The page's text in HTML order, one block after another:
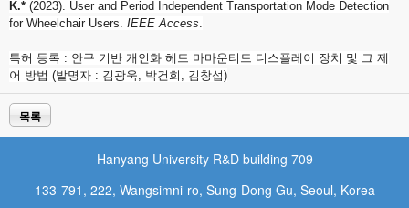
K.* (2023). User and Period Independent Transportation Mode Detection
for Wheelchair Users. IEEE Access.
특허 등록 : 안구 기반 개인화 헤드 마마운티드 디스플레이 장치 및 그 제
어 방법 (발명자 : 김광욱, 박건희, 김창섭)
목록
Hanyang University R&D building 709
133-791, 222, Wangsimni-ro, Sung-Dong Gu, Seoul, Korea